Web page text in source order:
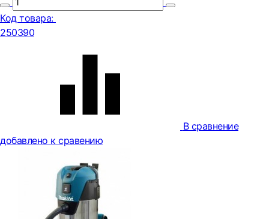
Код товара:
250390
В сравнение
добавлено к сравению